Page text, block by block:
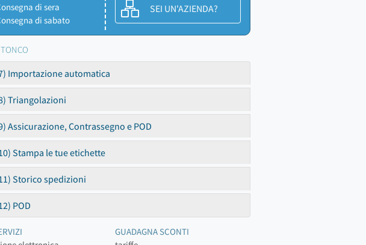
di sera
di sabato
SEI UN'AZIENDA?
Importazione automatica
Triangolazioni
Assicurazione, Contrassegno e POD
Stampa le tue etichette
Storico spedizioni
POD
GUADAGNA SCONTI